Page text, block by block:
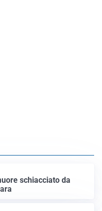
schiacciato da